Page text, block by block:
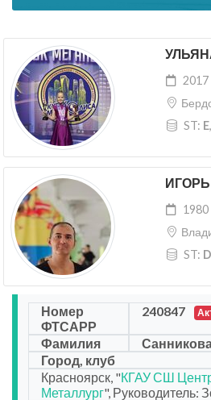
2017
ST: E
1980
ST: D
Номер
ФТСАРР
240847
Фамилия
Город, клуб
Красноярск, "КГАУ СШ
Металлург", Руководитель: